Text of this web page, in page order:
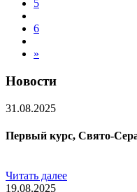
5
6
»
Новости
31.08.2025
Первый курс, Свято-
Читать далее
19.08.2025